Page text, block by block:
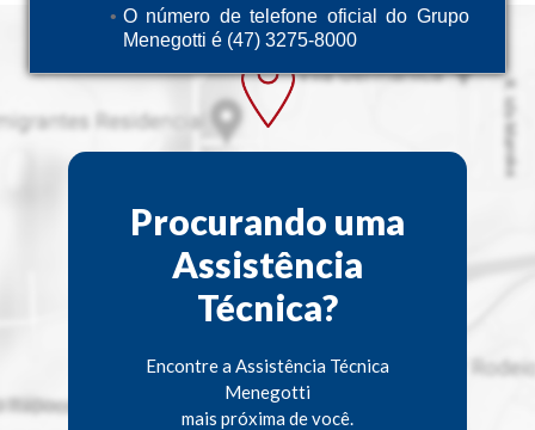
O número de telefone oficial do Grupo
Menegotti é (47) 3275-8000
Procurando uma
Assistência
Técnica?
Encontre a Assistência Técnica
Menegotti
mais próxima de você.